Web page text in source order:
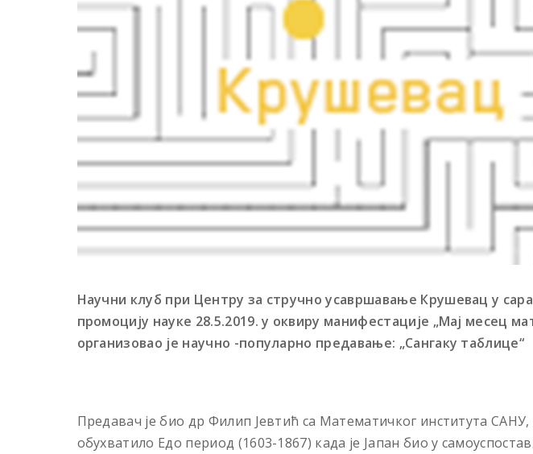
Научни клуб при Центру за стручно усавршавање Крушевац у
промоцију науке 28.5.2019. у оквиру манифестације „Мај месец
организовао је научно -популарно предавање: „Сангаку таблице“
Предавач је био др Филип Јевтић са Математичког института САНУ,
обухватило Едо период (1603-1867) када је Јапан био у